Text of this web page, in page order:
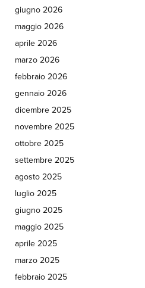
giugno 2026
maggio 2026
aprile 2026
marzo 2026
febbraio 2026
gennaio 2026
dicembre 2025
novembre 2025
ottobre 2025
settembre 2025
agosto 2025
luglio 2025
giugno 2025
maggio 2025
aprile 2025
marzo 2025
febbraio 2025